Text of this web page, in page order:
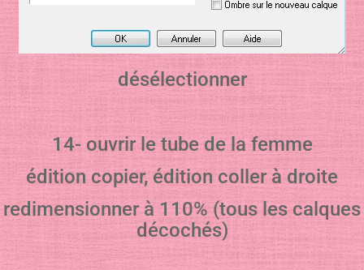
désélectionner
14- ouvrir le tube de la femme
édition copier, édition coller à droite
redimensionner à 110% (tous les calques
décochés)